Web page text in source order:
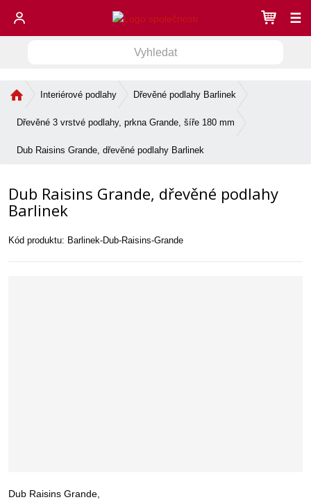
☰
o
n
t
a
a
Interiérové podlahy Dřevěné podlahy Barlinek
Dřevěné 3 vrstvé podlahy, prkna Grande, šíře 180 mm
Dub Raisins Grande, dřevěné podlahy Barlinek
Dub Raisins Grande, dřevěné podlahy
Barlinek
Kód produktu: Barlinek-Dub-Raisins-Grande
Dub Raisins Grande,